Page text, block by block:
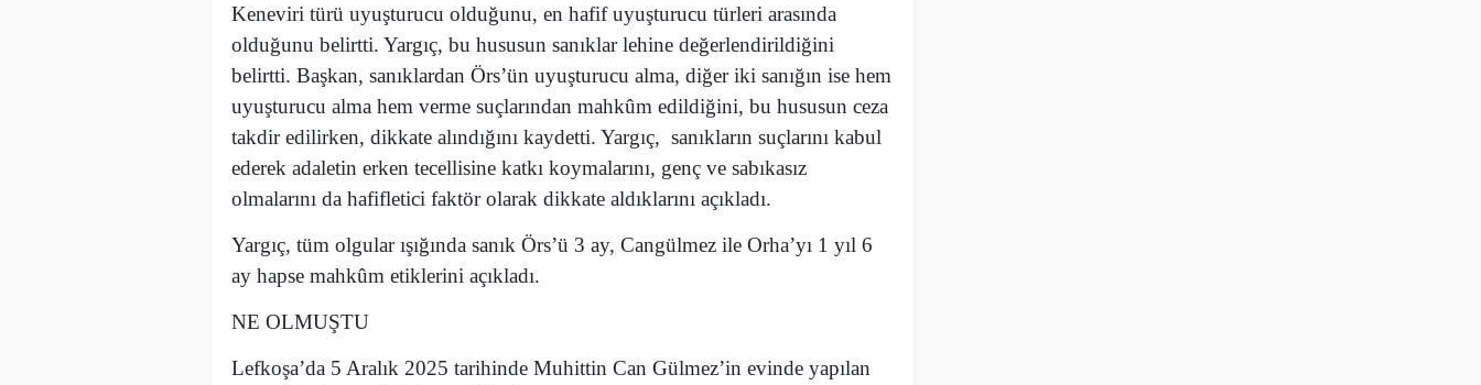
Keneviri türü uyuşturucu olduğunu, en hafif uyuşturucu türleri arasında
olduğunu belirtti. Yargıç, bu hususun sanıklar lehine değerlendirildiğini
belirtti. Başkan, sanıklardan Örs’ün uyuşturucu alma, diğer iki sanığın ise hem
uyuşturucu alma hem verme suçlarından mahkûm edildiğini, bu hususun ceza
takdir edilirken, dikkate alındığını kaydetti. Yargıç, sanıkların suçlarını kabul
ederek adaletin erken tecellisine katkı koymalarını, genç ve sabıkasız
olmalarını da hafifletici faktör olarak dikkate aldıklarını açıkladı.
Yargıç, tüm olgular ışığında sanık Örs’ü 3 ay, Cangülmez ile Orha’yı 1 yıl 6
ay hapse mahkûm etiklerini açıkladı.
NE OLMUŞTU
Lefkoşa’da 5 Aralık 2025 tarihinde Muhittin Can Gülmez’in evinde yapılan